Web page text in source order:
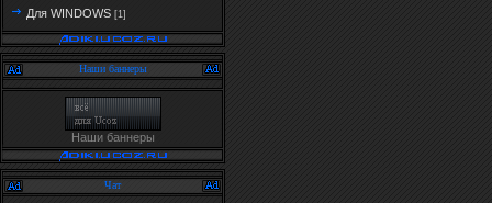
Для WINDOWS [1]
Наши баннеры
Наши баннеры
Чат